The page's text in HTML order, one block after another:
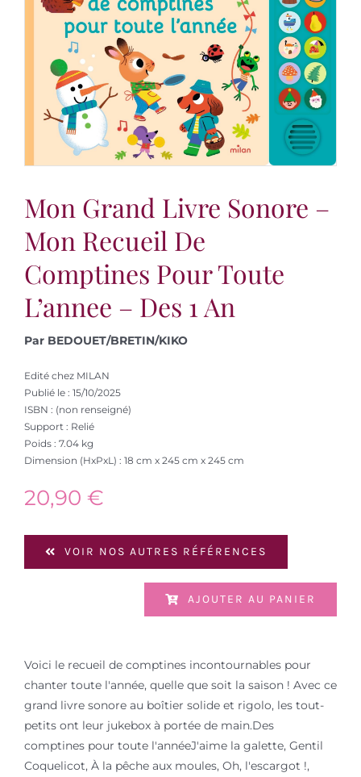
Mon Grand Livre Sonore –
Mon Recueil De
Comptines Pour Toute
L’annee – Des 1 An
Par BEDOUET/BRETIN/KIKO
Edité chez MILAN
Publié le : 15/10/2025
ISBN : (non renseigné)
Support : Relié
Poids : 7.04 kg
Dimension (HxPxL) : 18 cm x 245 cm x 245 cm
20,90 €
VOIR NOS AUTRES RÉFÉRENCES
AJOUTER AU PANIER
Voici le recueil de comptines incontournables pour
chanter toute l'année, quelle que soit la saison ! Avec ce
grand livre sonore au boîtier solide et rigolo, les tout-
petits ont leur jukebox à portée de main.Des
comptines pour toute l'annéeJ'aime la galette, Gentil
Coquelicot, À la pêche aux moules, Oh, l'escargot !,